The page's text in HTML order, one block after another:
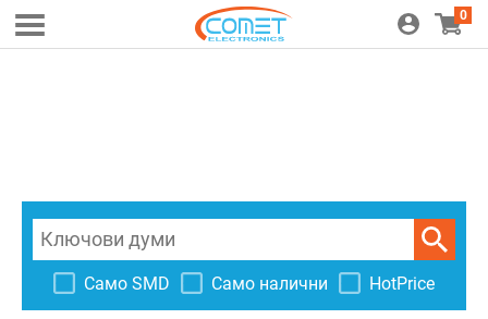
0
Само SMD Само налични HotPrice